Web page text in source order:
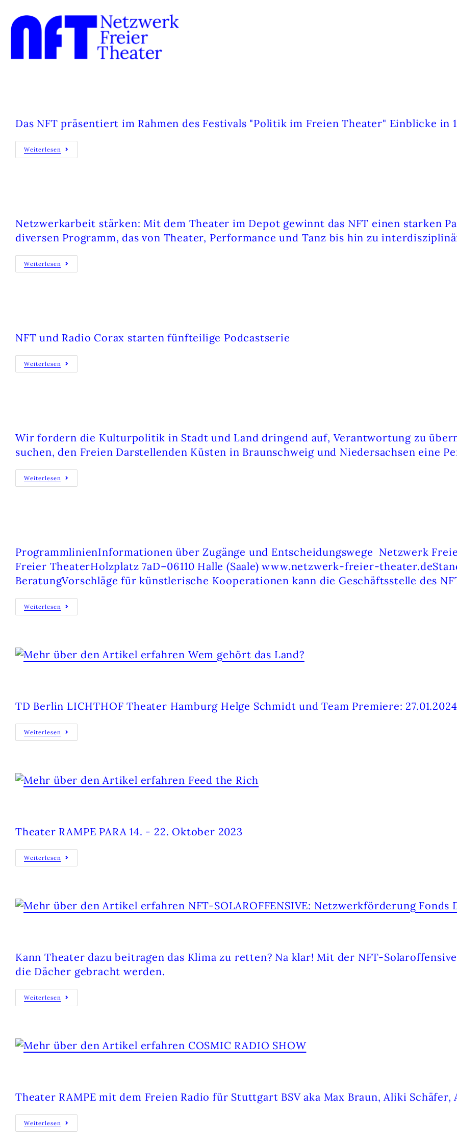
Das NFT präsentiert im Rahmen des Festivals "Politik im Freien Theater" Einblicke in
Weiterlesen
Netzwerkarbeit stärken: Mit dem Theater im Depot gewinnt das NFT einen starken
diversen Programm, das von Theater, Performance und Tanz bis hin zu
Weiterlesen
NFT und Radio Corax starten fünfteilige Podcastserie
Weiterlesen
Wir fordern die Kulturpolitik in Stadt und Land dringend auf, Verantwortung zu
suchen, den Freien Darstellenden Küsten in Braunschweig und Niedersachsen eine
Weiterlesen
ProgrammlinienInformationen über Zugänge und Entscheidungswege Netzwerk
Freier TheaterHolzplatz 7aD–06110 Halle (Saale) www.netzwerk-freier-
BeratungVorschläge für künstlerische Kooperationen kann die Geschäftsstelle des
Weiterlesen
TD Berlin LICHTHOF Theater Hamburg Helge Schmidt und Team Premiere: 27.01.2024
Weiterlesen
Theater RAMPE PARA 14. - 22. Oktober 2023
Weiterlesen
Kann Theater dazu beitragen das Klima zu retten? Na klar! Mit der NFT-
die Dächer gebracht werden.
Weiterlesen
Theater RAMPE mit dem Freien Radio für Stuttgart BSV aka Max Braun, Aliki Schäfer,
Weiterlesen